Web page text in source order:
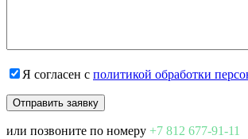
Я согласен с политикой обработки
или позвоните по номеру +7 812 677-91-11